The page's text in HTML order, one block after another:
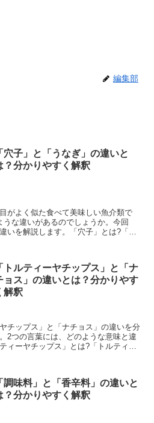
編集部
穴子」と「うなぎ」の違いと
？分かりやすく解釈
がよく似た食べて美味しい魚介類で
な違いがあるのでしょうか。今回
いを解説します。「穴子」とは?「穴
トルティーヤチップス」と「ナ
ョス」の違いとは？分かりやす
解釈
チップス」と「ナチョス」の違いを分
2つの言葉には、どのような意味と違
ィーヤチップス」とは?「トルティー
調味料」と「香辛料」の違いと
？分かりやすく解釈